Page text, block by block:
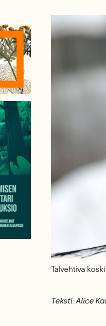
Talvehtiva
Teksti: Alice